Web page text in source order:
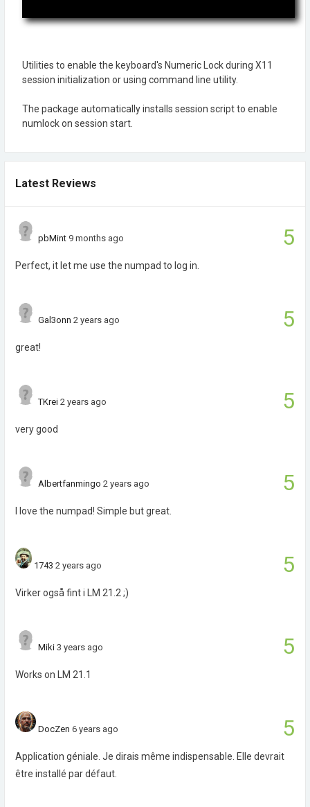
Utilities to enable the keyboard's Numeric Lock during X11
session initialization or using command line utility.
The package automatically installs session script to enable
numlock on session start.
Latest Reviews
5
pbMint 9 months ago
Perfect, it let me use the numpad to log in.
5
Gal3onn 2 years ago
great!
5
TKrei 2 years ago
very good
5
Albertfanmingo 2 years ago
I love the numpad! Simple but great.
5
1743 2 years ago
Virker også fint i LM 21.2 ;)
5
Miki 3 years ago
Works on LM 21.1
5
DocZen 6 years ago
Application géniale. Je dirais même indispensable. Elle devrait
être installé par défaut.